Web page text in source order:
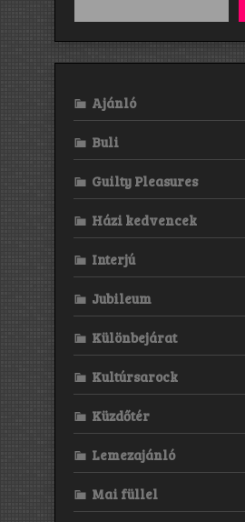
Ajánló
Buli
Guilty Pleasures
Házi kedvencek
Interjú
Jubileum
Különbejárat
Kultúrsarock
Küzdőtér
Lemezajánló
Mai füllel